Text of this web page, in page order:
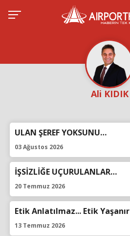
Ali KIDIK
ULAN ŞEREF YOKSUNU…
03 Ağustos 2026
İŞSİZLİĞE UÇURULANLAR…
20 Temmuz 2026
Etik Anlatılmaz... Etik Yaşanır
13 Temmuz 2026